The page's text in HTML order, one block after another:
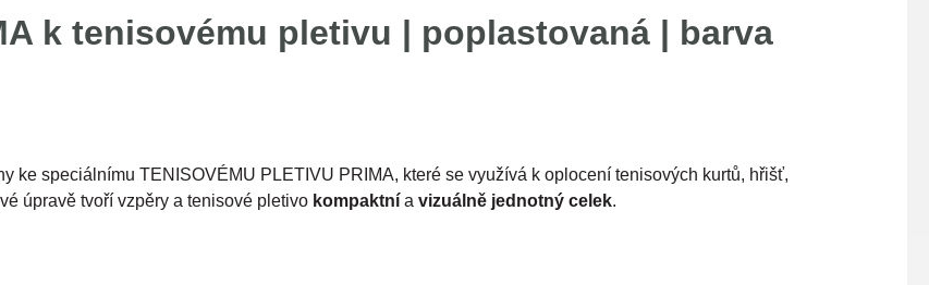
k tenisovému pletivu | poplastovaná | barva
ke speciálnímu TENISOVÉMU PLETIVU PRIMA, které se využívá k oplocení tenisových kurtů, hřišť,
úpravě tvoří vzpěry a tenisové pletivo kompaktní a vizuálně jednotný celek.